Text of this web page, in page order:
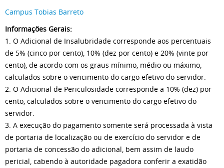
Campus Tobias Barreto
Informações Gerais:
1. O Adicional de Insalubridade corresponde aos percentuais
de 5% (cinco por cento), 10% (dez por cento) e 20% (vinte por
cento), de acordo com os graus mínimo, médio ou máximo,
calculados sobre o vencimento do cargo efetivo do servidor.
2. O Adicional de Periculosidade corresponde a 10% (dez) por
cento, calculados sobre o vencimento do cargo efetivo do
servidor.
3. A execução do pagamento somente será processada à vista
de portaria de localização ou de exercício do servidor e de
portaria de concessão do adicional, bem assim de laudo
pericial, cabendo à autoridade pagadora conferir a exatidão